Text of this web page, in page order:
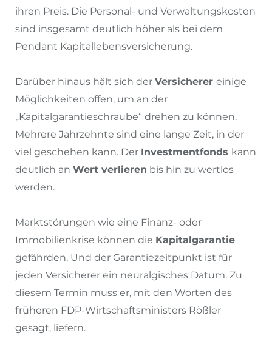
ihren Preis. Die Personal- und Verwaltungskosten
sind insgesamt deutlich höher als bei dem
Pendant Kapitallebensversicherung.
Darüber hinaus hält sich der Versicherer einige
Möglichkeiten offen, um an der
„Kapitalgarantieschraube“ drehen zu können.
Mehrere Jahrzehnte sind eine lange Zeit, in der
viel geschehen kann. Der Investmentfonds kann
deutlich an Wert verlieren bis hin zu wertlos
werden.
Marktstörungen wie eine Finanz- oder
Immobilienkrise können die Kapitalgarantie
gefährden. Und der Garantiezeitpunkt ist für
jeden Versicherer ein neuralgisches Datum. Zu
diesem Termin muss er, mit den Worten des
früheren FDP-Wirtschaftsministers Rößler
gesagt, liefern.